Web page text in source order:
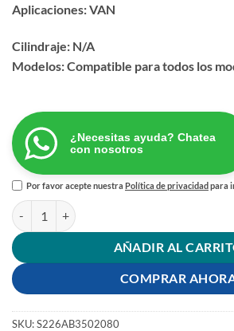
Aplicaciones: VAN
Cilindraje: N/A
Modelos: Compatible para todos los
¿Necesitas ayuda? Chatea
con nosotros
Por favor acepte nuestraPolítica de privacidad para
CILINDRO FRENO TRAS CHERY VAN
AÑADIR AL
COMPRAR
SKU:S226AB3502080